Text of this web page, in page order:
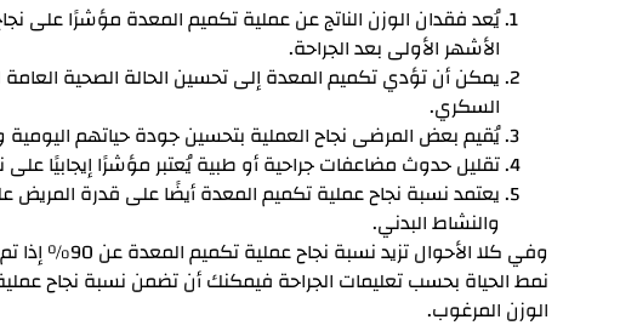
يُعد فقدان الوزن الناتج عن عملية تكميم المعدة مؤشرًا على
الأشهر الأولى بعد الجراحة.
يمكن أن تؤدي تكميم المعدة إلى تحسين الحالة الصحية
السكري.
يُقيم بعض المرضى نجاح العملية بتحسين جودة حياتهم
تقليل حدوث مضاعفات جراحية أو طبية يُعتبر مؤشرًا إيجابيًا على
يعتمد نسبة نجاح عملية تكميم المعدة أيضًا على قدرة المريض
والنشاط البدني.
وفي كلا الأحوال تزيد نسبة نجاح عملية تكميم المعدةعن 90%
إذا
نمط الحياة بحسب تعليمات الجراحة فيمكنك أن تضمن نسبة نجاح
الوزن المرغوب.